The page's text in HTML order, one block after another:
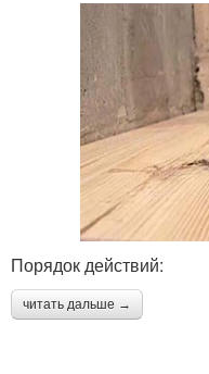
Порядок действий:
читать дальше →